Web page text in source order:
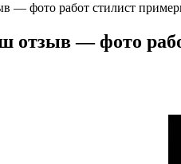
— фото работ стилист
отзыв — фото